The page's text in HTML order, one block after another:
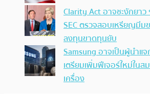
Clarity Act อาจชะงักยา
SEC ตรวจสอบเหรียญมีม
ลงทุนขาดทุนยับ
Samsung อาจเป็นผู้นำแ
เตรียมเพิ่มฟีเจอร์ใหม่ใน
เครื่อง